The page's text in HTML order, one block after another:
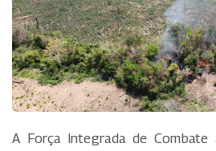
A Força Integrada de Combate